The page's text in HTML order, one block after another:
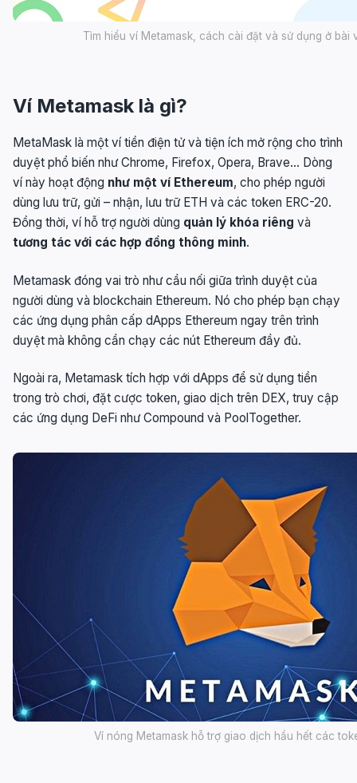
Tìm hiểu ví Metamask, cách cài đặt và sử dụng ở bài
Ví Metamask là gì?
MetaMask là một ví tiền điện tử và tiện ích mở rộng cho trình
duyệt phổ biến như Chrome, Firefox, Opera, Brave… Dòng
ví này hoạt động như một ví Ethereum, cho phép người
dùng lưu trữ, gửi – nhận, lưu trữ ETH và các token ERC-20.
Đồng thời, ví hỗ trợ người dùng quản lý khóa riêng và
tương tác với các hợp đồng thông minh.
Metamask đóng vai trò như cầu nối giữa trình duyệt của
người dùng và blockchain Ethereum. Nó cho phép bạn chạy
các ứng dụng phân cấp dApps Ethereum ngay trên trình
duyệt mà không cần chạy các nút Ethereum đầy đủ.
Ngoài ra, Metamask tích hợp với dApps để sử dụng tiền
trong trò chơi, đặt cược token, giao dịch trên DEX, truy cập
các ứng dụng DeFi như Compound và PoolTogether.
Ví nóng Metamask hỗ trợ giao dịch hầu hết các